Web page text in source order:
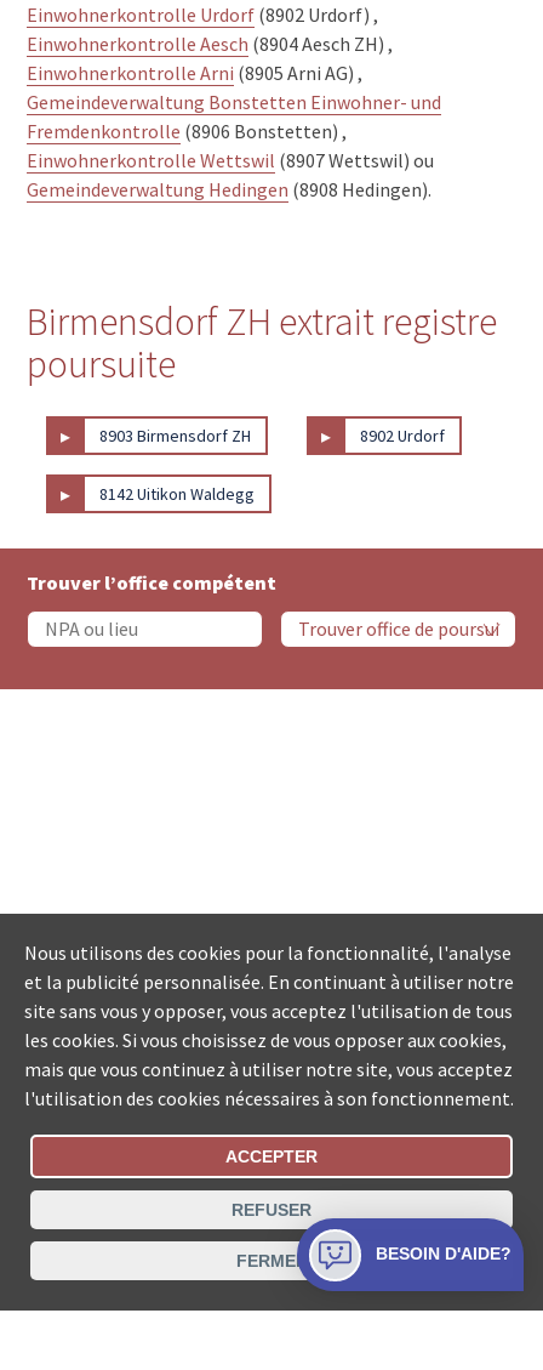
Einwohnerkontrolle Urdorf (8902 Urdorf) ,
Einwohnerkontrolle Aesch (8904 Aesch ZH) ,
Einwohnerkontrolle Arni (8905 Arni AG) ,
Gemeindeverwaltung Bonstetten Einwohner- und
Fremdenkontrolle (8906 Bonstetten) ,
Einwohnerkontrolle Wettswil (8907 Wettswil) ou
Gemeindeverwaltung Hedingen (8908 Hedingen).
Birmensdorf ZH extrait registre
poursuite
▸ 8903 Birmensdorf ZH ▸ 8902 Urdorf
▸ 8142 Uitikon Waldegg
Trouver l’office compétent
Statut De La Commande
Recherche des offices de Suisse
Protection des données Mentions légales
Conditions d’utilisation Contact
Nous utilisons des cookies pour la fonctionnalité, l'analyse
et la publicité personnalisée. En continuant à utiliser notre
site sans vous y opposer, vous acceptez l'utilisation de tous
les cookies. Si vous choisissez de vous opposer aux cookies,
mais que vous continuez à utiliser notre site, vous acceptez
l'utilisation des cookies nécessaires à son fonctionnement.
ACCEPTER
REFUSER
FERMER BESOIN D'AIDE?